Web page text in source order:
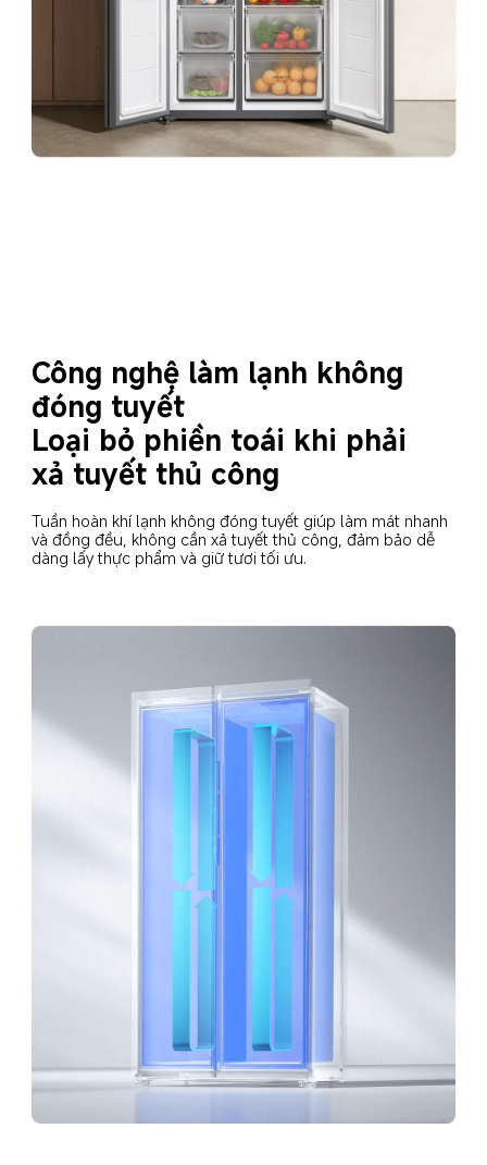
Công nghệ làm lạnh không
đóng tuyết
Loại bỏ phiền toái khi phải
xả tuyết thủ công
Tuần hoàn khí lạnh không đóng tuyết giúp làm mát nhanh
và đồng đều, không cần xả tuyết thủ công, đảm bảo dễ
dàng lấy thực phẩm và giữ tươi tối ưu.